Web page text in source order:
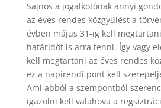
Sajnos a jogalkotónak annyi
az éves rendes közgyűlést a
évben május 31-ig kell
határidőt is arra tenni. Így vagy
kell megtartani az éves rendes
ez a napirendi pont kell
Ami abból a szempontból
igazolni kell valahova a